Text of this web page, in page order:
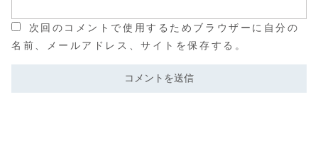
次回のコメントで使用するためブラウザーに自分の
名前、メールアドレス、サイトを保存する。